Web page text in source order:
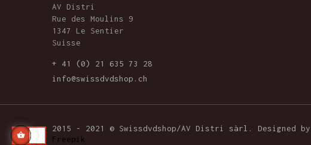
AV Distri
Rue des Moulins 9
1347 Le Sentier
Suisse
+ 41 (0) 21 635 73 28
info@swissdvdshop.ch
2015 - 2021 © Swissdvdshop/AV Distri sàrl. Designed by
Freepik